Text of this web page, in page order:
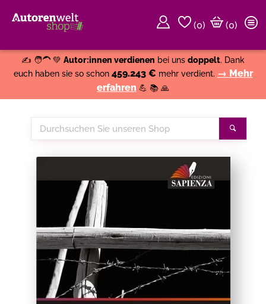
(0)
(0)
✍️ 🧑‍🦱 💚 Autor:innen verdienen bei uns doppelt. Dank
euch haben sie so schon 459.243 € mehr verdient. → Mehr
erfahren 💪 📚 🙏
Durchsuchen
Sie